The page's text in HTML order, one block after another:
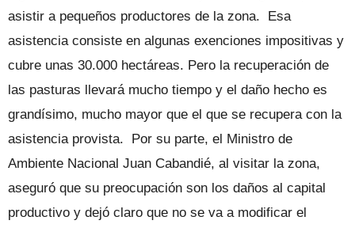
asistir a pequeños productores de la zona. Esa
asistencia consiste en algunas exenciones impositivas y
cubre unas 30.000 hectáreas. Pero la recuperación de
las pasturas llevará mucho tiempo y el daño hecho es
grandísimo, mucho mayor que el que se recupera con la
asistencia provista. Por su parte, el Ministro de
Ambiente Nacional Juan Cabandié, al visitar la zona,
aseguró que su preocupación son los daños al capital
productivo y dejó claro que no se va a modificar el